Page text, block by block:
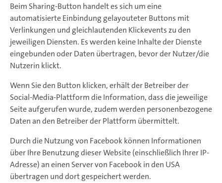
Beim Sharing-Button handelt es sich um eine
automatisierte Einbindung gelayouteter Buttons mit
Verlinkungen und gleichlautenden Klickevents zu den
jeweiligen Diensten. Es werden keine Inhalte der Dienste
eingebunden oder Daten übertragen, bevor der Nutzer/die
Nutzerin klickt.
Wenn Sie den Button klicken, erhält der Betreiber der
Social-Media-Plattform die Information, dass die jeweilige
Seite aufgerufen wurde, zudem werden personenbezogene
Daten an den Betreiber der Plattform übermittelt.
Durch die Nutzung von Facebook können Informationen
über Ihre Benutzung dieser Website (einschließlich Ihrer IP-
Adresse) an einen Server von Facebook in den USA
übertragen und dort gespeichert werden.